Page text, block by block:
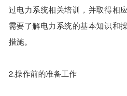
过电力系统相关培训，并取得相
需要了解电力系统的基本知识和
措施。
2.操作前的准备工作